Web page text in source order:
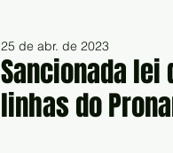
Sancionada
linhas do
25 de abr. de 2023